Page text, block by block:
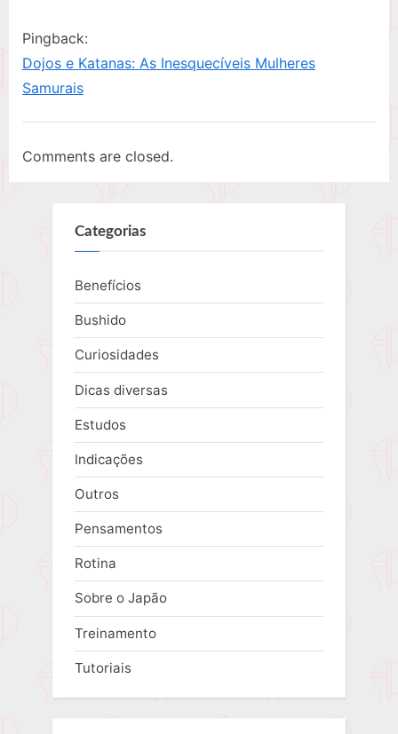
P
o
s
t
s
t
:
Guerra:
das
samurais”
Pingback:
Dojos e Katanas: As Inesquecíveis Mulheres
Samurais
Comments are closed.
Categorias
Benefícios
Bushido
Curiosidades
Dicas diversas
Estudos
Indicações
Outros
Pensamentos
Rotina
Sobre o Japão
Treinamento
Tutoriais